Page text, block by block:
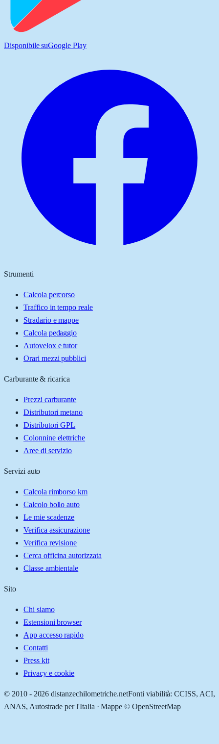
Disponibile suGoogle Play
Strumenti
Calcola percorso
Traffico in tempo reale
Stradario e mappe
Calcola pedaggio
Autovelox e tutor
Orari mezzi pubblici
Carburante & ricarica
Prezzi carburante
Distributori metano
Distributori GPL
Colonnine elettriche
Aree di servizio
Servizi auto
Calcola rimborso km
Calcolo bollo auto
Le mie scadenze
Verifica assicurazione
Verifica revisione
Cerca officina autorizzata
Classe ambientale
Sito
Chi siamo
Estensioni browser
App accesso rapido
Contatti
Press kit
Privacy e cookie
© 2010 - 2026 distanzechilometriche.netFonti viabilità: CCISS, ACI,
ANAS, Autostrade per l'Italia · Mappe © OpenStreetMap